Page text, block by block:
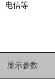
电信等
显示参数